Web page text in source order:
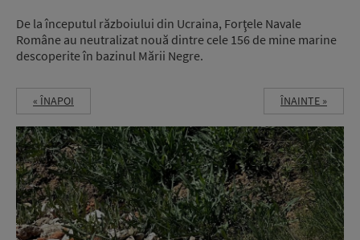
De la începutul războiului din Ucraina, Forţele Navale
Române au neutralizat nouă dintre cele 156 de mine marine
descoperite în bazinul Mării Negre.
« ÎNAPOI ÎNAINTE »